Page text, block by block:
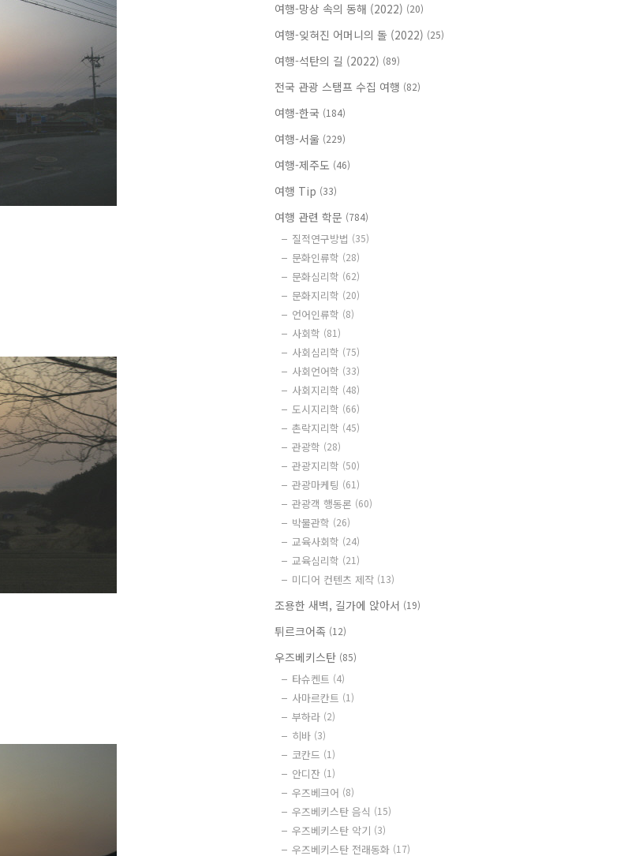
여행-망상 속의 동해 (2022) (20)
여행-잊혀진 어머니의 돌 (2022) (25)
여행-석탄의 길 (2022) (89)
전국 관광 스탬프 수집 여행 (82)
여행-한국 (184)
여행-서울 (229)
여행-제주도 (46)
여행 Tip (33)
여행 관련 학문 (784)
질적연구방법 (35)
문화인류학 (28)
문화심리학 (62)
문화지리학 (20)
언어인류학 (8)
사회학 (81)
사회심리학 (75)
사회언어학 (33)
사회지리학 (48)
도시지리학 (66)
촌락지리학 (45)
관광학 (28)
관광지리학 (50)
관광마케팅 (61)
관광객 행동론 (60)
박물관학 (26)
교육사회학 (24)
교육심리학 (21)
미디어 컨텐츠 제작 (13)
조용한 새벽, 길가에 앉아서 (19)
튀르크어족 (12)
우즈베키스탄 (85)
타슈켄트 (4)
사마르칸트 (1)
부하라 (2)
히바 (3)
코칸드 (1)
안디잔 (1)
우즈베크어 (8)
우즈베키스탄 음식 (15)
우즈베키스탄 악기 (3)
우즈베키스탄 전래동화 (17)